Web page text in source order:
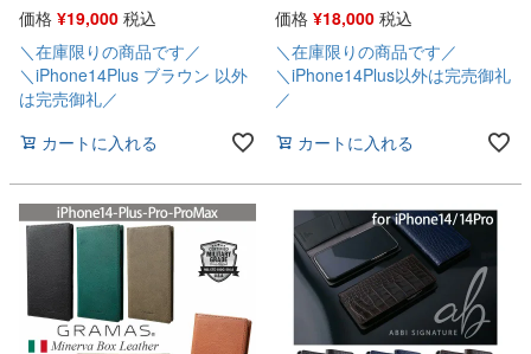
価格 ¥19,000 税込
＼在庫限りの商品です／
＼iPhone14Plus ブラウン 以外
は完売御礼／
カートに入れる
価格 ¥18,000 税込
＼在庫限りの商品です／
＼iPhone14Plus以外は完売御礼
／
カートに入れる